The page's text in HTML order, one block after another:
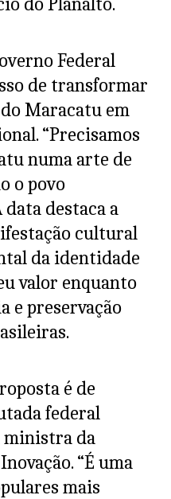
Federal
de transformar
Maracatu em
“Precisamos
numa arte de
o povo
destaca a
cultural
da identidade
valor enquanto
e preservação
é de
federal
ministra da
“É uma
mais